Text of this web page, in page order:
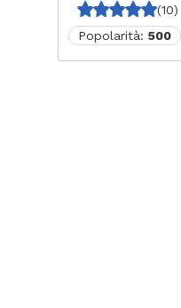
(10)
Popolarità: 500